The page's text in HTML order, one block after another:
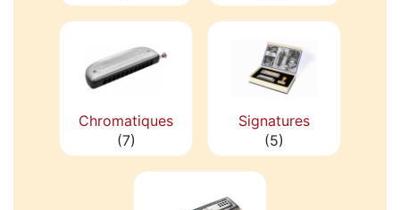
Chromatiques
(7)
Signatures
(5)